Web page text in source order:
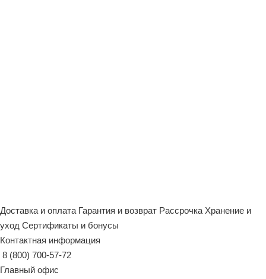
Доставка и оплата Гарантия и возврат Рассрочка Хранение и
уход Сертификаты и бонусы
Контактная информация
8 (800) 700-57-72
Главный офис